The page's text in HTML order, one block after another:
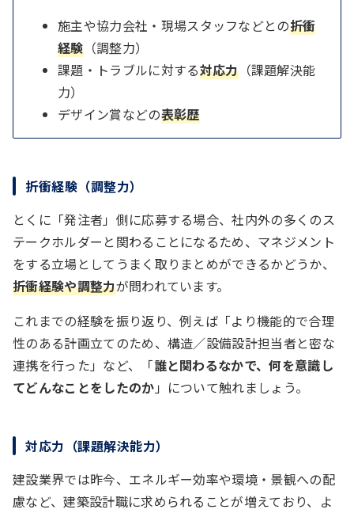
施主や協力会社・現場スタッフなどとの折衝
経験（調整力）
課題・トラブルに対する対応力（課題解決能
力）
デザイン賞などの表彰歴
折衝経験（調整力）
とくに「発注者」側に応募する場合、社内外の多くのス
テークホルダーと関わることになるため、マネジメント
をする立場としてうまく取りまとめができるかどうか、
折衝経験や調整力が問われています。
これまでの経験を振り返り、例えば「より機能的で合理
性のある計画立てのため、構造／設備設計担当者と密な
連携を行った」など、「誰と関わるなかで、何を意識し
てどんなことをしたのか 」について触れましょう。
対応力（課題解決能力）
建設業界では昨今、エネルギー効率や環境・景観への配
慮など、建築設計職に求められることが増えており、よ